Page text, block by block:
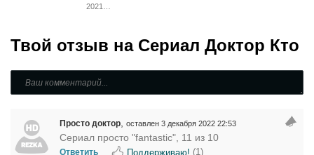
2021
Твой отзыв на Сериал Доктор Кто
Просто доктор оставлен 3 декабря 2022 22:53
Сериал просто "fantastic", 11 из 10
Ответить Поддерживаю! (1)